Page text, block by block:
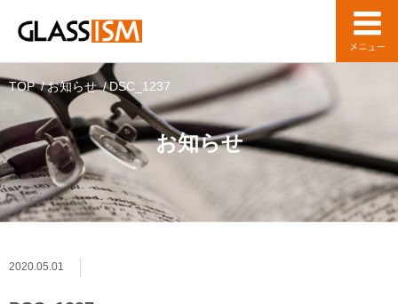
お知らせ
TOP お知らせ DSC_1237
2020.05.01